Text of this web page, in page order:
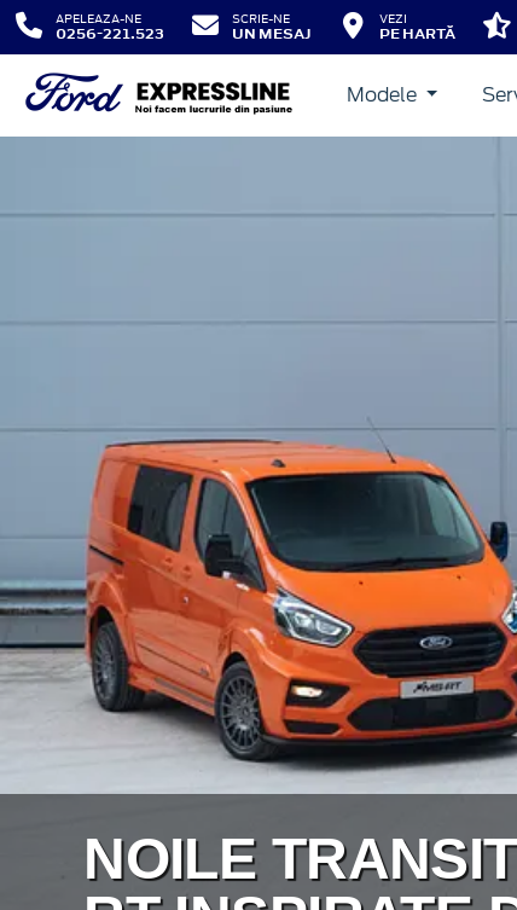
APELEAZA-NE
0256-221.523
SCRIE-NE
UN MESAJ
VEZI
PE HARTĂ
Modele
NOILE